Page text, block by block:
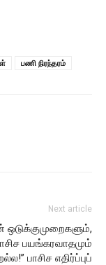
பணி நிரந்தரம்
Next article
ஒடுக்குமுறைகளும்,
பயங்கரவாதமும்
பாசிச எதிர்ப்புப்